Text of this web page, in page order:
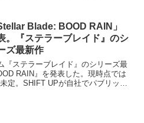
Blade: BOOD RAIN」
。『ステラーブレイド』のシ
ズ最新作
『ステラーブレイド』のシリーズ最
RAIN』を発表した。現時点では
定。SHIFT UPが自社でパブリッシ